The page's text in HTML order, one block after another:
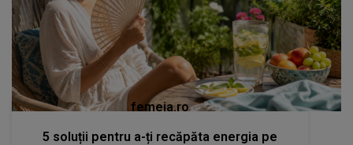
femeia.ro
5 soluții pentru a-ți recăpăta energia pe